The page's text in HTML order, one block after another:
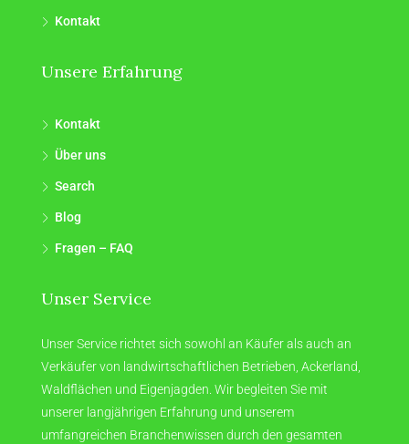
Kontakt
Unsere Erfahrung
Kontakt
Über uns
Search
Blog
Fragen – FAQ
Unser Service
Unser Service richtet sich sowohl an Käufer als auch an
Verkäufer von landwirtschaftlichen Betrieben, Ackerland,
Waldflächen und Eigenjagden. Wir begleiten Sie mit
unserer langjährigen Erfahrung und unserem
umfangreichen Branchenwissen durch den gesamten